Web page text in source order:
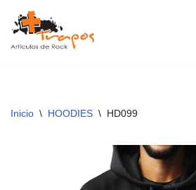
Saltar
Inicio \ HOODIES \ HD099